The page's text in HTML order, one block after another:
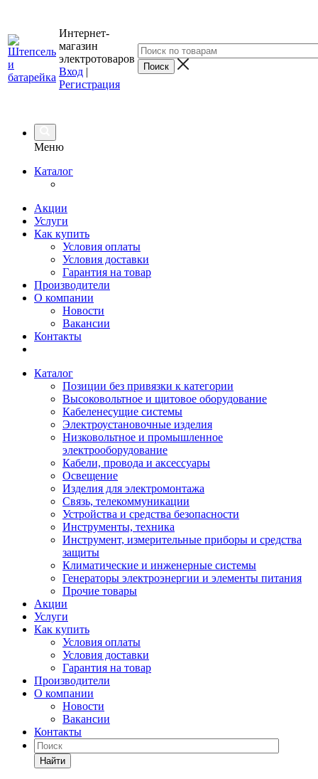
Интернет-
магазин
электротоваров
Вход |
Регистрация
Меню
Каталог
Акции
Услуги
Как купить
Условия оплаты
Условия доставки
Гарантия на товар
Производители
О компании
Новости
Вакансии
Контакты
Каталог
Позиции без привязки к категории
Высоковольтное и щитовое оборудование
Кабеленесущие системы
Электроустановочные изделия
Низковольтное и промышленное
электрооборудование
Кабели, провода и аксессуары
Освещение
Изделия для электромонтажа
Связь, телекоммуникации
Устройства и средства безопасности
Инструменты, техника
Инструмент, измерительные приборы и средства
защиты
Климатические и инженерные системы
Генераторы электроэнергии и элементы питания
Прочие товары
Акции
Услуги
Как купить
Условия оплаты
Условия доставки
Гарантия на товар
Производители
О компании
Новости
Вакансии
Контакты
Найти